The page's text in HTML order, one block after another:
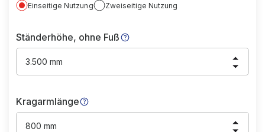
Einseitige Nutzung Zweiseitige Nutzung
Ständerhöhe, ohne Fuß
3.500 mm
Kragarmlänge
800 mm